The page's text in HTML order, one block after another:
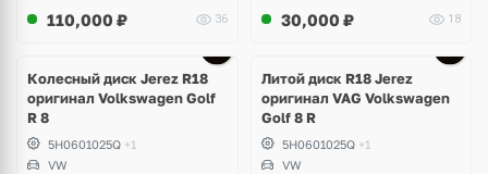
110,000 ₽ 36 30,000 ₽ 18
Колесный диск Jerez R18
оригинал Volkswagen Golf
R 8
5H0601025Q +1
VW
Литой диск R18 Jerez
оригинал VAG Volkswagen
Golf 8 R
5H0601025Q +1
VW